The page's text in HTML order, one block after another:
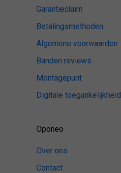
Garantieclaim
Betalingsmethoden
Algemene voorwaarden
Banden reviews
Montagepunt
Digitale toegankelijkheid
Oponeo
Over ons
Contact